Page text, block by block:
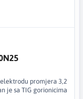
promjera 3,2
je sa TIG gorionicima